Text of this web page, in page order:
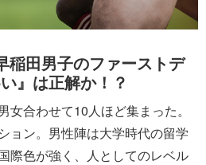
稲田男子のファーストデ
』は正解か！？
女合わせて10人ほど集まった。
ョン。男性陣は大学時代の留学
際色が強く、人としてのレベル